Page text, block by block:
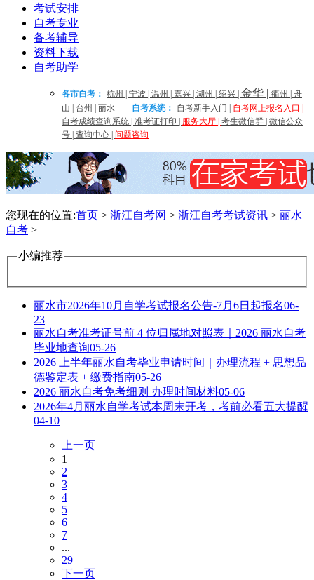
考试安排
自考专业
备考辅导
资料下载
自考助学
各市自考： 杭州 宁波 温州 嘉兴 湖州 绍兴 金华 | 衢州
舟
山
台州 丽水 自考系统： 自考新手入门 自考网上报名入口
自考成绩查询系统 准考证打印 服务大厅 考生微信群 微信公众
号 查询中心 问题咨询
您现在的位置:首页 > 浙江自考网 > 浙江自考考试资讯 > 丽水
自考 >
小编推荐
丽水市2026年10月自学考试报名公告-7月6日起报名06-
23
丽水自考准考证号前 4 位归属地对照表｜2026 丽水自考
毕业地查询05-26
2026 上半年丽水自考毕业申请时间｜办理流程 + 思想品
德鉴定表 + 缴费指南05-26
2026 丽水自考免考细则 办理时间材料05-06
2026年4月丽水自学考试本周末开考，考前必看五大提醒
04-10
上一页
1
2
3
4
5
6
7
...
29
下一页